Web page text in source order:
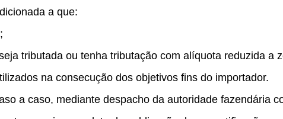
a que:
tributada ou tenha tributação com alíquota reduzida
na consecução dos objetivos fins do importador.
a caso, mediante despacho da autoridade fazendária